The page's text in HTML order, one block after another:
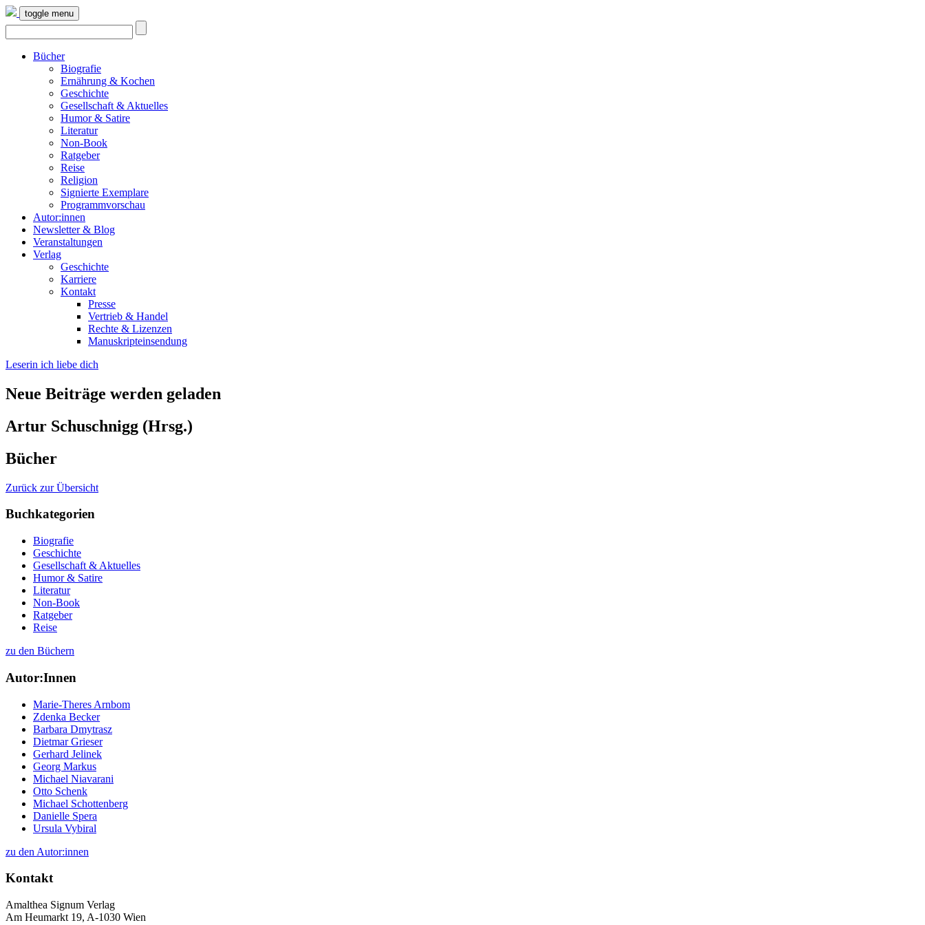
toggle menu
Bücher
Biografie
Ernährung & Kochen
Geschichte
Gesellschaft & Aktuelles
Humor & Satire
Literatur
Non-Book
Ratgeber
Reise
Religion
Signierte Exemplare
Programmvorschau
Autor:innen
Newsletter & Blog
Veranstaltungen
Verlag
Geschichte
Karriere
Kontakt
Presse
Vertrieb & Handel
Rechte & Lizenzen
Manuskripteinsendung
Leserin ich liebe dich
Neue Beiträge werden geladen
Artur Schuschnigg (Hrsg.)
Bücher
Zurück zur Übersicht
Buchkategorien
Biografie
Geschichte
Gesellschaft & Aktuelles
Humor & Satire
Literatur
Non-Book
Ratgeber
Reise
zu den Büchern
Autor:Innen
Marie-Theres Arnbom
Zdenka Becker
Barbara Dmytrasz
Dietmar Grieser
Gerhard Jelinek
Georg Markus
Michael Niavarani
Otto Schenk
Michael Schottenberg
Danielle Spera
Ursula Vybiral
zu den Autor:innen
Kontakt
Amalthea Signum Verlag
Am Heumarkt 19, A-1030 Wien